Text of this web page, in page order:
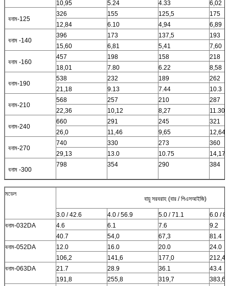
10,95 5.24 4.33 6,02
বনাম-125
326 155 125,5
175
12,84
6.10 4,94 6,89
বনাম -140
396 173 137,5
193
15,60
6,81 5,41 7,60
বনাম -160
457 198 158
218
18,01
7.80 6.22 8,58
বনাম-190
538 232 189
262
21,18
9.13 7.44 10.3
বনাম-210
568 257 210
287
22,36
10,12 8,27 11.30
বনাম-240
660 291 245
321
26,0
11,46 9,65 12,64
বনাম-270
740 330 273
360
29,13
13.0 10.75 14,17
বনাম -300
798 354 290 384
মডেল
বায়ু সরবরাহ (বার / পিএসআইজি)
3.0 / 42.6 4.0 / 56.9 5.0 / 71.1
6.0 /
বনাম-032DA
4.6 6.1 7.6
9.2
40.7
54,0 67,3
81.4
বনাম-052DA
12.0 16.0 20.0
24.0
106,2
141,6 177,0
212,4
বনাম-063DA
21.7 28.9 36.1
43.4
191,8
255,8 319,7
383,6